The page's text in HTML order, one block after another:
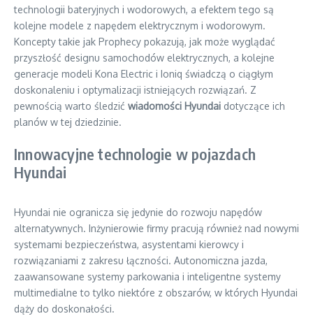
technologii bateryjnych i wodorowych, a efektem tego są
kolejne modele z napędem elektrycznym i wodorowym.
Koncepty takie jak Prophecy pokazują, jak może wyglądać
przyszłość designu samochodów elektrycznych, a kolejne
generacje modeli Kona Electric i Ioniq świadczą o ciągłym
doskonaleniu i optymalizacji istniejących rozwiązań. Z
pewnością warto śledzić wiadomości Hyundai dotyczące ich
planów w tej dziedzinie.
Innowacyjne technologie w pojazdach
Hyundai
Hyundai nie ogranicza się jedynie do rozwoju napędów
alternatywnych. Inżynierowie firmy pracują również nad nowymi
systemami bezpieczeństwa, asystentami kierowcy i
rozwiązaniami z zakresu łączności. Autonomiczna jazda,
zaawansowane systemy parkowania i inteligentne systemy
multimedialne to tylko niektóre z obszarów, w których Hyundai
dąży do doskonałości.